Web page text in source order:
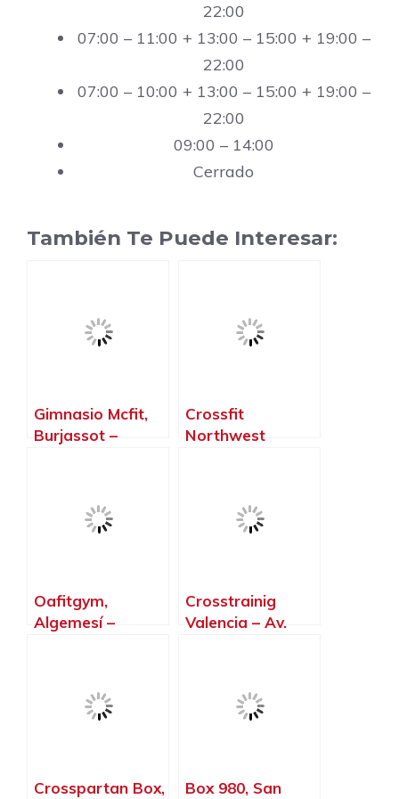
22:00
07:00 – 11:00 + 13:00 – 15:00 + 19:00 –
22:00
07:00 – 10:00 + 13:00 – 15:00 + 19:00 –
22:00
09:00 – 14:00
Cerrado
También Te Puede Interesar:
Gimnasio Mcfit,
Burjassot –
Crossfit
Northwest
Oafitgym,
Algemesí –
Crosstrainig
Valencia – Av.
Crosspartan Box, Box 980, San